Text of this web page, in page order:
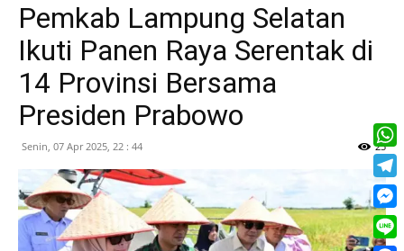
Pemkab Lampung Selatan
Ikuti Panen Raya Serentak di
14 Provinsi Bersama
Presiden Prabowo
Senin, 07 Apr 2025, 22 : 44 25